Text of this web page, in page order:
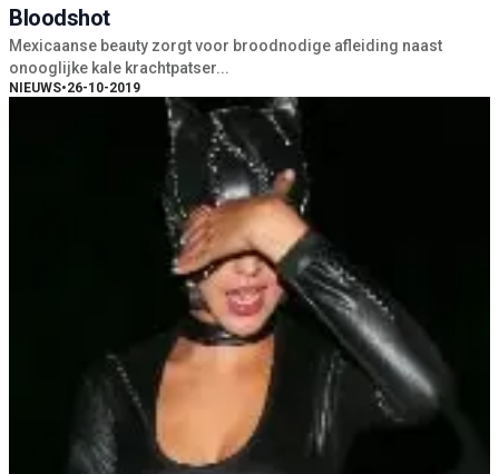
Bloodshot
Mexicaanse beauty zorgt voor broodnodige afleiding naast
onooglijke kale krachtpatser...
NIEUWS•26-10-2019